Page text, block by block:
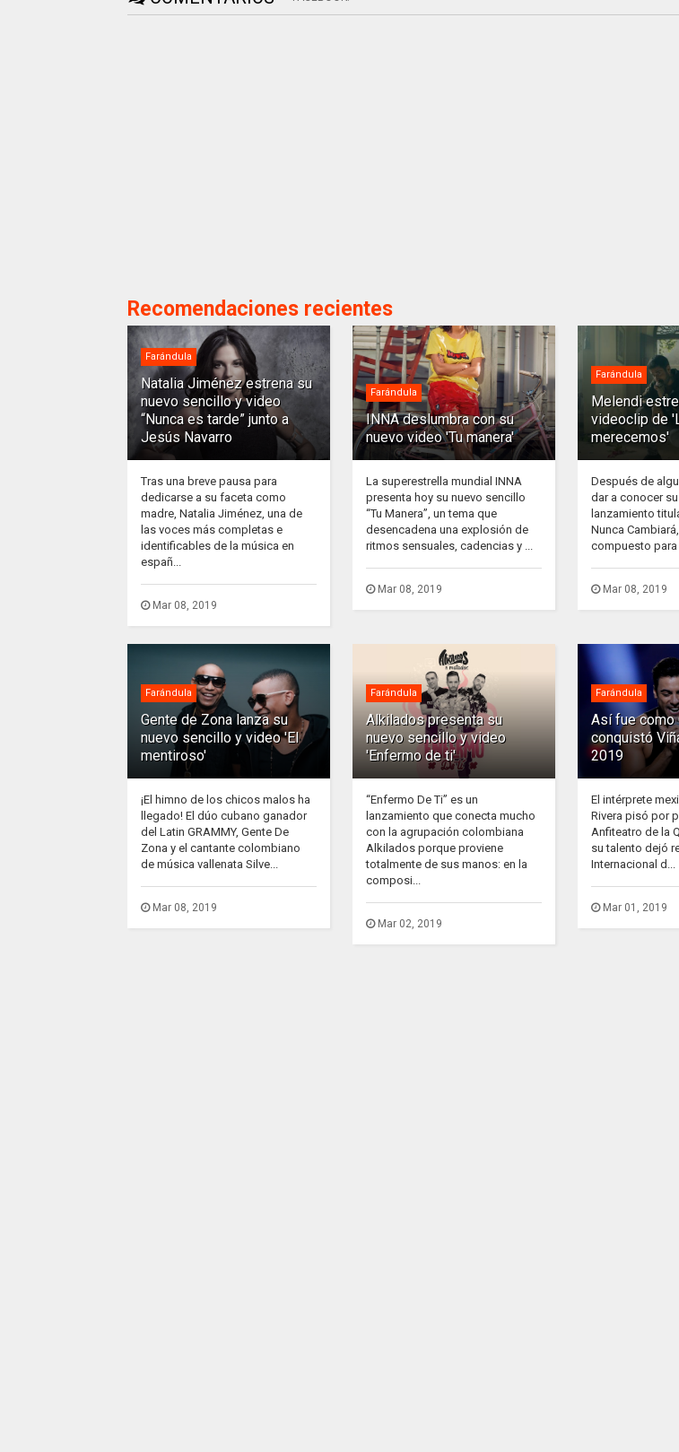
Recomendaciones recientes
Farándula
Natalia Jiménez estrena su
nuevo sencillo y video
“Nunca es tarde” junto a
Jesús Navarro
Tras una breve pausa para
dedicarse a su faceta como
madre, Natalia Jiménez, una de
las voces más completas e
identificables de la música en
españ...
Mar 08, 2019
Farándula
INNA deslumbra con su
nuevo video 'Tu manera'
La superestrella mundial INNA
presenta hoy su nuevo sencillo
“Tu Manera”, un tema que
desencadena una explosión de
ritmos sensuales, cadencias y ...
Mar 08, 2019
Farándula
Melendi
videoclip de
merecemos'
Después de
dar a conocer
lanzamiento
Nunca
compuesto para
Mar 08, 2019
Farándula
Gente de Zona lanza su
nuevo sencillo y video 'El
mentiroso'
¡El himno de los chicos malos ha
llegado! El dúo cubano ganador
del Latin GRAMMY, Gente De
Zona y el cantante colombiano
de música vallenata Silve...
Mar 08, 2019
Farándula
Alkilados presenta su
nuevo sencillo y video
'Enfermo de ti'
“Enfermo De Ti” es un
lanzamiento que conecta mucho
con la agrupación colombiana
Alkilados porque proviene
totalmente de sus manos: en la
composi...
Mar 02, 2019
Farándula
Así fue como
conquistó
2019
El intérprete
Rivera pisó por
Anfiteatro de la
su talento dejó
Internacional d...
Mar 01, 2019